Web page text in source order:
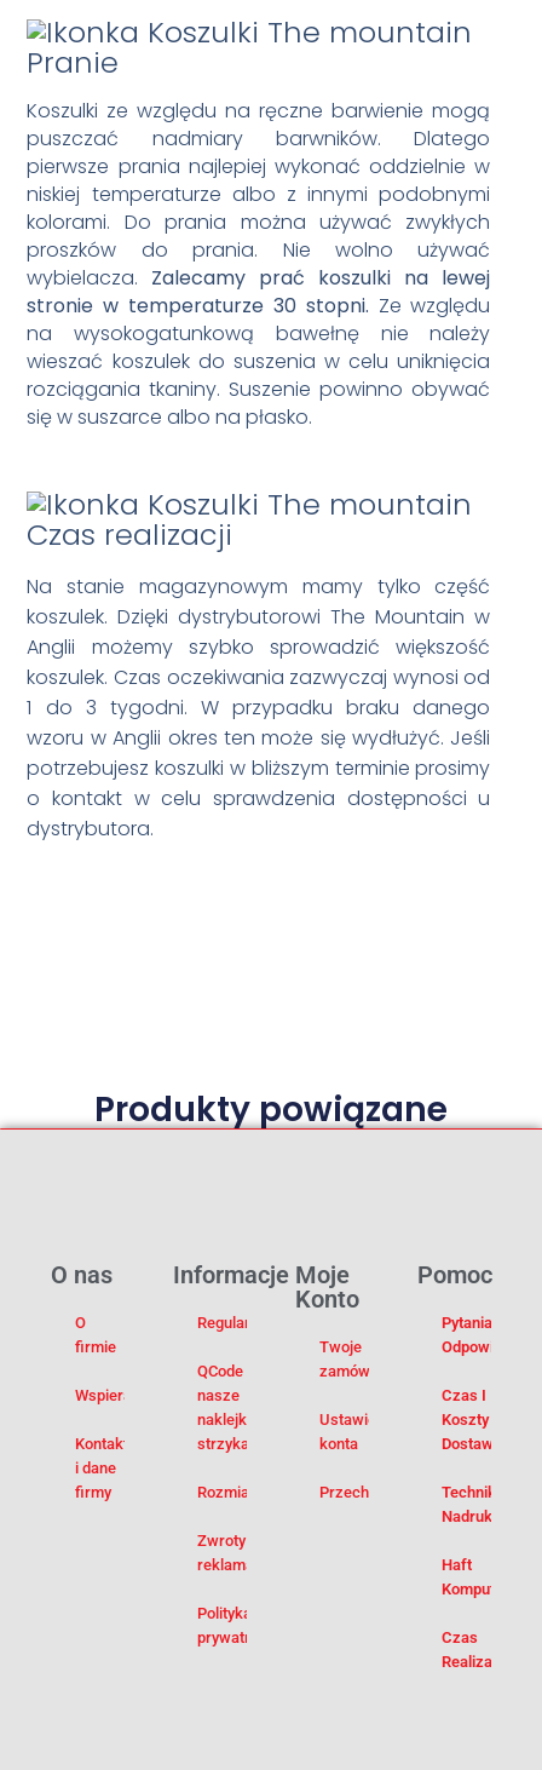
Pranie
Koszulki ze względu na ręczne barwienie mogą
puszczać nadmiary barwników. Dlatego
pierwsze prania najlepiej wykonać oddzielnie w
niskiej temperaturze albo z innymi podobnymi
kolorami. Do prania można używać zwykłych
proszków do prania. Nie wolno używać
wybielacza. Zalecamy prać koszulki na lewej
stronie w temperaturze 30 stopni. Ze względu
na wysokogatunkową bawełnę nie należy
wieszać koszulek do suszenia w celu uniknięcia
rozciągania tkaniny. Suszenie powinno obywać
się w suszarce albo na płasko.
Czas realizacji
Na stanie magazynowym mamy tylko część
koszulek. Dzięki dystrybutorowi The Mountain w
Anglii możemy szybko sprowadzić większość
koszulek. Czas oczekiwania zazwyczaj wynosi od
1 do 3 tygodni. W przypadku braku danego
wzoru w Anglii okres ten może się wydłużyć. Jeśli
potrzebujesz koszulki w bliższym terminie prosimy
o kontakt w celu sprawdzenia dostępności u
dystrybutora.
Produkty powiązane
Pomoc
Pytania I
Odpowiedzi
Czas I
Koszty
Dostawy
Techniki
Nadruku
Haft
Komputerowy
Czas
Realizacji
Moje
Konto
Twoje
zamówienia
Ustawienia
konta
Przechowalnia
Informacje
Regulamin
QCode –
nasze
naklejki na
strzykawki
Rozmiarówka
Zwroty i
reklamacje
Polityka
prywatności
O nas
O
firmie
Wspieramy
Kontakt
i dane
firmy